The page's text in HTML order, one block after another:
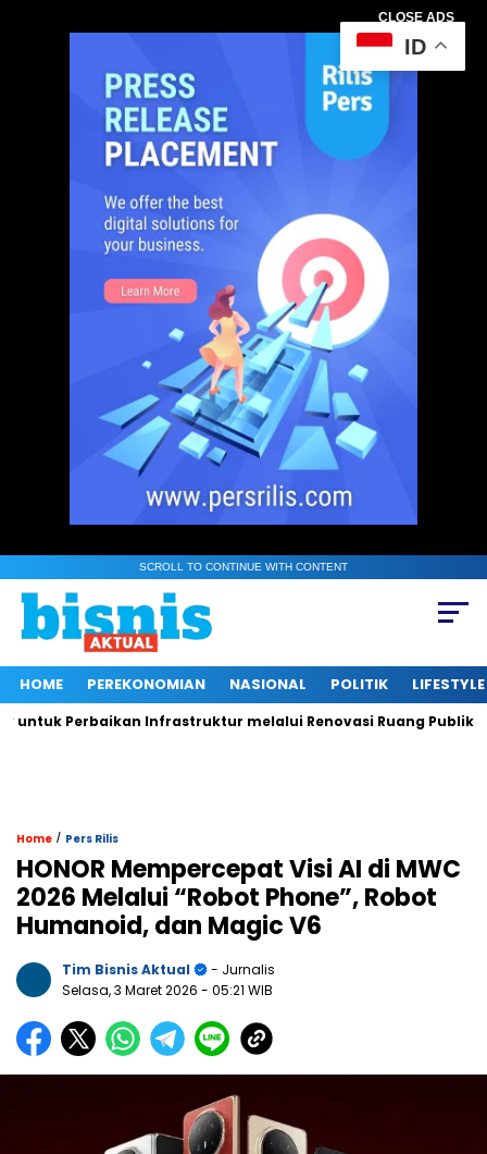
CLOSE ADS
SCROLL TO CONTINUE WITH CONTENT
HOME PEREKONOMIAN NASIONAL POLITIK LIFESTYLE
Perbaikan Infrastruktur melalui Renovasi Ruang Publik
Home / Pers Rilis
HONOR Mempercepat Visi AI di MWC
2026 Melalui “Robot Phone”, Robot
Humanoid, dan Magic V6
Tim Bisnis Aktual
- Jurnalis
Selasa, 3 Maret 2026 - 05:21 WIB
ID